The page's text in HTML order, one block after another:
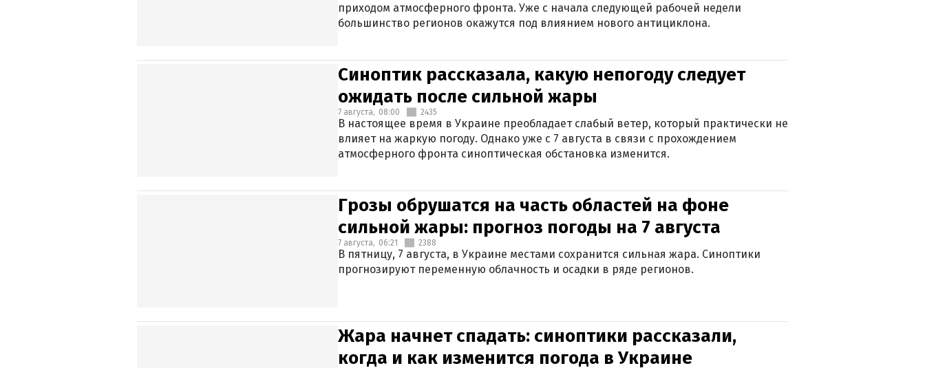
приходом атмосферного фронта. Уже с начала следующей рабочей недели
большинство регионов окажутся под влиянием нового антициклона.
Синоптик рассказала, какую непогоду следует
ожидать после сильной жары
7 августа, 08:00 2435
В настоящее время в Украине преобладает слабый ветер, который практически не
влияет на жаркую погоду. Однако уже с 7 августа в связи с прохождением
атмосферного фронта синоптическая обстановка изменится.
Грозы обрушатся на часть областей на фоне
сильной жары: прогноз погоды на 7 августа
7 августа, 06:21 2388
В пятницу, 7 августа, в Украине местами сохранится сильная жара. Синоптики
прогнозируют переменную облачность и осадки в ряде регионов.
Жара начнет спадать: синоптики рассказали,
когда и как изменится погода в Украине